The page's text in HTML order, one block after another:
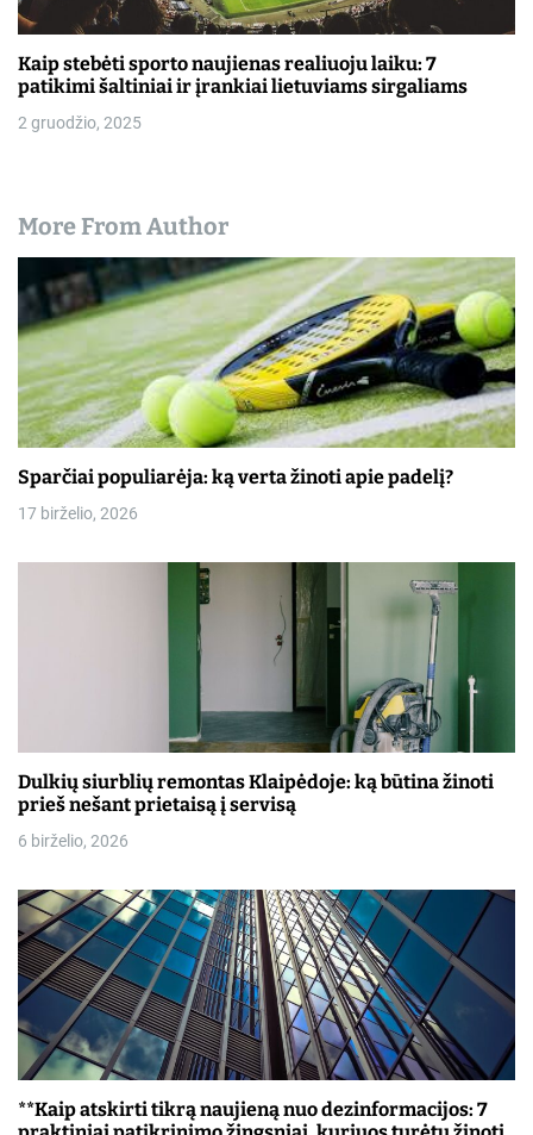
Kaip stebėti sporto naujienas realiuoju laiku: 7
patikimi šaltiniai ir įrankiai lietuviams sirgaliams
2 gruodžio, 2025
More From Author
Sparčiai populiarėja: ką verta žinoti apie padelį?
17 birželio, 2026
Dulkių siurblių remontas Klaipėdoje: ką būtina žinoti
prieš nešant prietaisą į servisą
6 birželio, 2026
**Kaip atskirti tikrą naujieną nuo dezinformacijos: 7